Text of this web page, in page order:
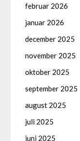
februar 2026
januar 2026
december 2025
november 2025
oktober 2025
september 2025
august 2025
juli 2025
juni 2025